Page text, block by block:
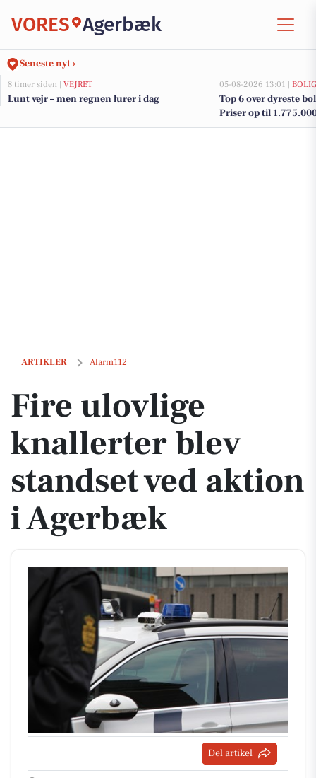
VORES Agerbæk
Seneste nyt ›
8 timer siden | VEJRET
Lunt vejr – men regnen lurer i dag
05-08-2026 13:01 |
Top 6 over dyreste
Priser op til
ARTIKLER Alarm112
Fire ulovlige knallerter blev standset ved aktion i Agerbæk
Fire ulovlige
knallerter blev
standset ved aktion
i Agerbæk
Del artikel